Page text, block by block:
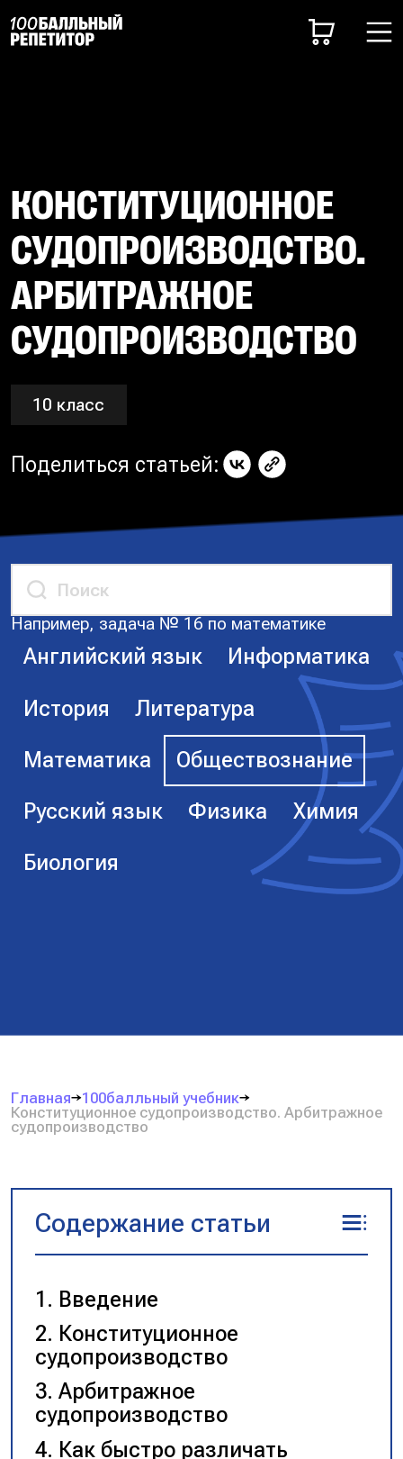
КОНСТИТУЦИОННОЕ
СУДОПРОИЗВОДСТВО.
АРБИТРАЖНОЕ
СУДОПРОИЗВОДСТВО
10 класс
Поделиться статьей:
Например, задача № 16 по математике
Английский язык Информатика
История Литература
Математика Обществознание
Русский язык Физика Химия
Биология
Главная
100балльный учебник
Конституционное судопроизводство. Арбитражное
судопроизводство
Содержание статьи
Введение
Конституционное
судопроизводство
Арбитражное
судопроизводство
Как быстро различать